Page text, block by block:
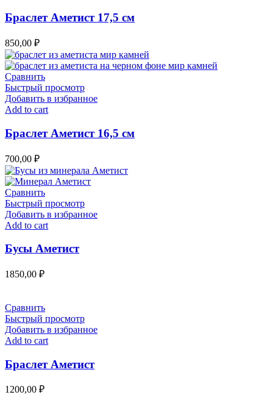
Браслет Аметист 17,5 см
850,00 ₽
Сравнить
Быстрый просмотр
Добавить в избранное
Add to cart
Браслет Аметист 16,5 см
700,00 ₽
Сравнить
Быстрый просмотр
Добавить в избранное
Add to cart
Бусы Аметист
1850,00 ₽
Сравнить
Быстрый просмотр
Добавить в избранное
Add to cart
Браслет Аметист
1200,00 ₽